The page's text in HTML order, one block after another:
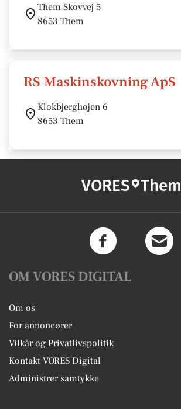
Them Skovvej 5
8653 Them
RS Maskinskovning ApS
Klokbjerghøjen 6
8653 Them
VORES Them
OM VORES DIGITAL
Om os
For annoncører
Vilkår og Privatlivspolitik
Kontakt VORES Digital
Administrer samtykke